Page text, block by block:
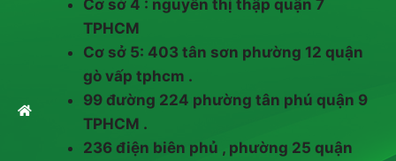
Cơ sở 4 : nguyễn thị thập quận 7
TPHCM
Cơ sở 5: 403 tân sơn phường 12 quận
gò vấp tphcm .
99 đường 224 phường tân phú quận 9
TPHCM .
236 điện biên phủ , phường 25 quận